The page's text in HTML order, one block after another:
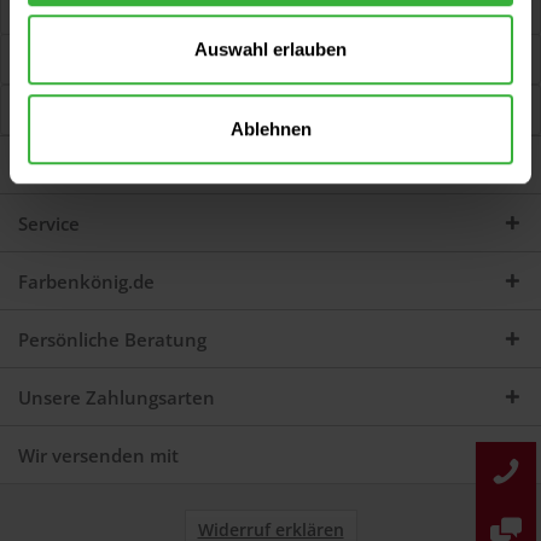
Auswahl erlauben
Ablehnen
Jetzt Bewertungen zum Artikel lesen...mehr
Darum sind wir Farbenkönig
Service
Farbenkönig.de
Persönliche Beratung
Unsere Zahlungsarten
Wir versenden mit
Widerruf erklären